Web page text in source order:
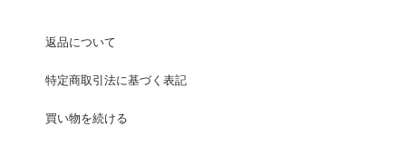
返品について
特定商取引法に基づく表記
買い物を続ける